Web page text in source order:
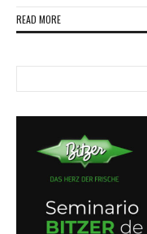
READ MORE